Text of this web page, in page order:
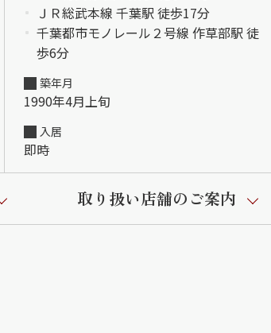
ＪＲ総武本線 千葉駅 徒歩17分
千葉都市モノレール２号線 作草部駅 徒
歩6分
築年月
1990年4月上旬
入居
即時
取り扱い店舗のご案内